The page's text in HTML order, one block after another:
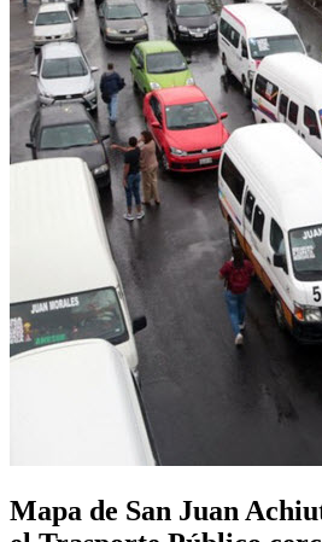
Mapa de San Juan